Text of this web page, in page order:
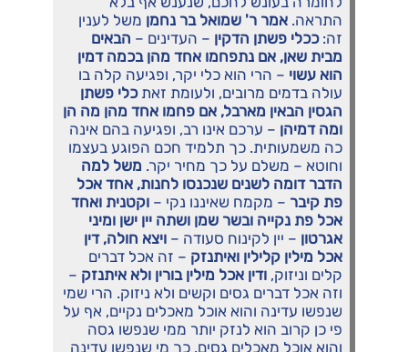
התראה. אמר ר' שמואל בר נחמן משל לענין
זה:ככלי פשתן הדקין – העדינים – הבאים
מבית שאן, אם נתפחמו אחד מהן בכמה דמין
הוא עשוי – הרי הוא כלי יקר, ופגיעה קלה בו
עולה בדמים מרובים, ולעומת זאתכלי פשתן
הגסין הבאין מארבל, אם פחמו אחד מהן מה הן
ומה דמיהן – ערכם אינו רב, ופגיעה בהם אינה
כה משמעותית. כך תלמיד חכם הפוגע בעצמו
וחוטא – משלם על כך מחיר יקר. משל למה
הדבר דומה לשנים שנכנסו לחנות, אחד אכל
פת קיבר – מקמח שאיננו נקי – וקטנית ואחד
אכל פת נקייה ובשר שמן ושתה יין ישן ומיני
אגרטון – יין לקינוח סעודה – ויצא חולה, דין
אכל מילין קלילין ואיתנזק – זה אכל דברים
קלים וניזוק, ודין אכל מילין בורין ולא איתנזק –
וזה אכל דברים גסים וקשים ולא ניזוק. הרי שמי
שנפשו עדינה והוא אוכל מאכלים נקיים, אף על
פי כן קרוב הוא לנזק יותר ממי שנפשו גסה
והוא אוכל מאכלים גסים. כך מי שנפשו עדינה